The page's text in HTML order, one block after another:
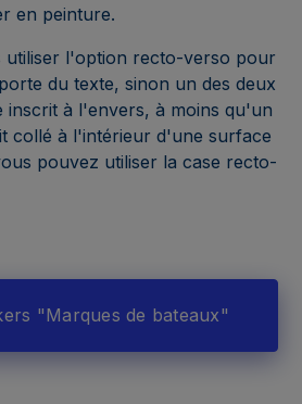
en peinture.
utiliser l'option recto-verso pour
du texte, sinon un des deux
inscrit à l'envers, à moins qu'un
collé à l'intérieur d'une surface
pouvez utiliser la case recto-
"Marques de bateaux"